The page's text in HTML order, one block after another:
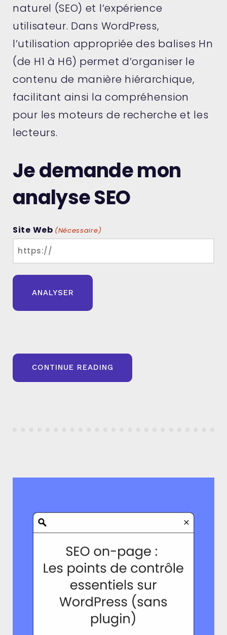
naturel (SEO) et l’expérience
utilisateur. Dans WordPress,
l’utilisation appropriée des balises Hn
(de H1 à H6) permet d’organiser le
contenu de manière hiérarchique,
facilitant ainsi la compréhension
pour les moteurs de recherche et les
lecteurs.
Je demande mon
analyse SEO
Site Web (Nécessaire)
CONTINUE READING
TITRES